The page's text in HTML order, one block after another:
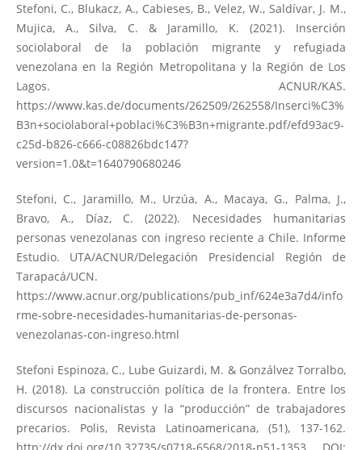
Stefoni, C., Blukacz, A., Cabieses, B., Velez, W., Saldívar, J. M.,
Mujica, A., Silva, C. & Jaramillo, K. (2021). Inserción
sociolaboral de la población migrante y refugiada
venezolana en la Región Metropolitana y la Región de Los
Lagos. ACNUR/KAS.
https://www.kas.de/documents/262509/262558/Inserci%C3%
B3n+sociolaboral+poblaci%C3%B3n+migrante.pdf/efd93ac9-
c25d-b826-c666-c08826bdc147?
version=1.0&t=1640790680246
Stefoni, C., Jaramillo, M., Urzúa, A., Macaya, G., Palma, J.,
Bravo, A., Díaz, C. (2022). Necesidades humanitarias
personas venezolanas con ingreso reciente a Chile. Informe
Estudio. UTA/ACNUR/Delegación Presidencial Región de
Tarapacá/UCN.
https://www.acnur.org/publications/pub_inf/624e3a7d4/info
rme-sobre-necesidades-humanitarias-de-personas-
venezolanas-con-ingreso.html
Stefoni Espinoza, C., Lube Guizardi, M. & Gonzálvez Torralbo,
H. (2018). La construcción política de la frontera. Entre los
discursos nacionalistas y la “producción” de trabajadores
precarios. Polis, Revista Latinoamericana, (51), 137-162.